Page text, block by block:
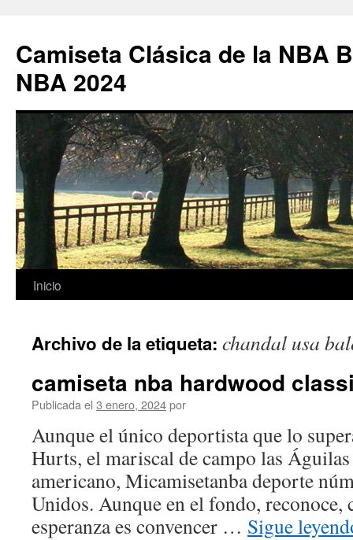
Camiseta Clásica de la NBA
NBA 2024
Saltar
contenido
Inicio
Archivo de la etiqueta: chandal usa
camiseta nba hardwood
Publicada el 3 enero, 2024por
Aunque el único deportista que lo
Hurts, el mariscal de campo las
americano, Micamisetanba deporte
Unidos. Aunque en el fondo, reconoce,
esperanza es convencer … Sigue